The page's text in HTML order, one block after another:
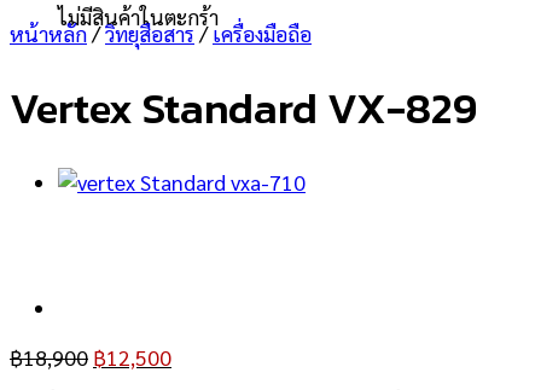
ไม่มีสินค้าในตะกร้า
หน้าหลัก/วิทยุสือสาร / เครื่องมือถือ
Vertex Standard VX-829
฿18,900 ฿12,500